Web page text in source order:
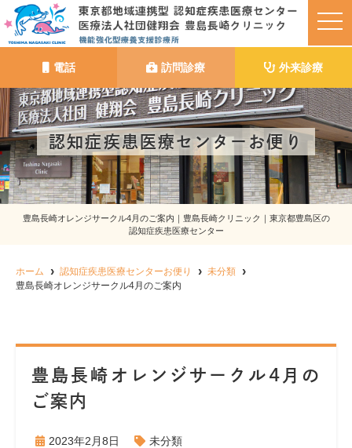
認知症疾患医療センターお便り
豊島長崎オレンジサークル4月のご案内｜豊島長崎クリニック｜東京都豊島区の
認知症疾患医療センター
t
o
n
a
v
i
g
a
t
i
o
n
電話 訪問診療 外来診療
ホーム 認知症疾患医療センターお便り
未分類
豊島長崎オレンジサークル4月のご案内
豊島長崎オレンジサークル4月の
ご案内
2023年2月8日 未分類